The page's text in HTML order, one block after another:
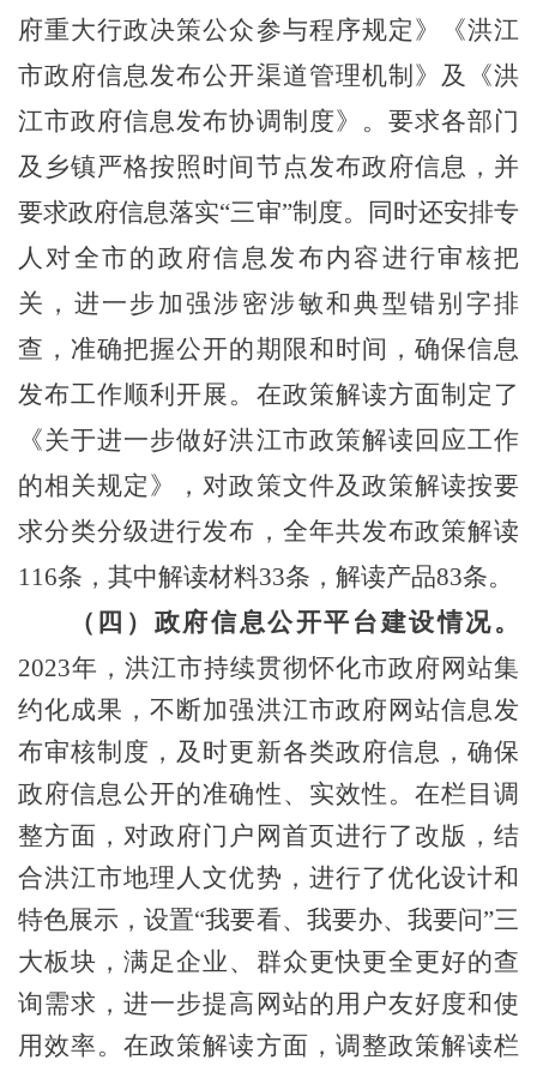
府重大行政决策公众参与程序规定》 《洪江
市政府信息发布公开渠道管理机制 》 及《洪
江市政府信息发布协调制度》。要求各部门
及乡镇严格按照时间节点发布政府信息，并
要求政府信息落实“三审”制度。同时还安排专
人对全市的政府信息发布内容进行审核把
关 ，进一步加强涉密涉敏和典型错别字排
查，准确把握公开的期限和时间，确保信息
发布工作顺利开展。 在政策解读方面制定了
《关于进一步做好洪江市政策解读回应工作
的相关规定》 ，对政策文件及政策解读按要
求分类分级进行发布，全年共发布政策解读
116条，其中解读材料33条，解读产品83条。
（四）政府信息公开平台建设情况。
2023年，洪江市持续贯彻怀化市政府网站集
约化成果，不断加强洪江市政府网站信息发
布审核制度 ，及时更新各类政府信息 ，确保
政府信息公开的准确性、实效性。 在栏目调
整方面，对政府门户网首页进行了 改版 ，结
合洪江市地理人文优势 ， 进行了优化设计和
特色展示，设置“我要看、我要办、我要问”三
大板块 ，满足企业、 群众更快更全更好的查
询需求，进一步提高 网站的用户友好度和使
用效率。在政策解读方面，调整政策解读栏